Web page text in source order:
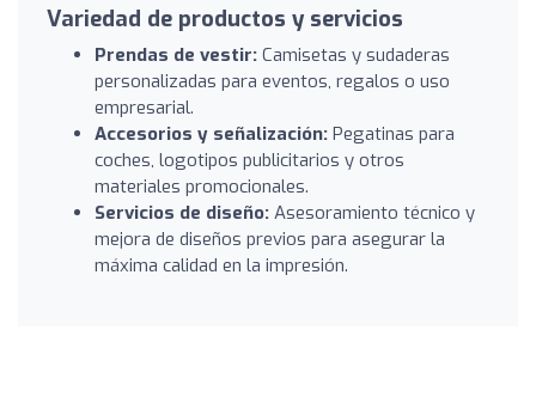
Variedad de productos y servicios
Prendas de vestir: Camisetas y sudaderas
personalizadas para eventos, regalos o uso
empresarial.
Accesorios y señalización: Pegatinas para
coches, logotipos publicitarios y otros
materiales promocionales.
Servicios de diseño: Asesoramiento técnico y
mejora de diseños previos para asegurar la
máxima calidad en la impresión.